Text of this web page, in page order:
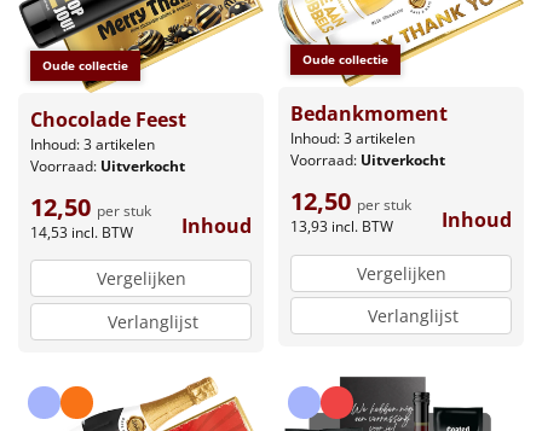
Oude collectie
Chocolade Feest
Inhoud: 3 artikelen
Voorraad: Uitverkocht
12,50 per stuk
14,53 incl. BTW Inhoud
Vergelijken
Verlanglijst
Oude collectie
Bedankmoment
Inhoud: 3 artikelen
Voorraad: Uitverkocht
12,50 per stuk
13,93 incl. BTW Inhoud
Vergelijken
Verlanglijst